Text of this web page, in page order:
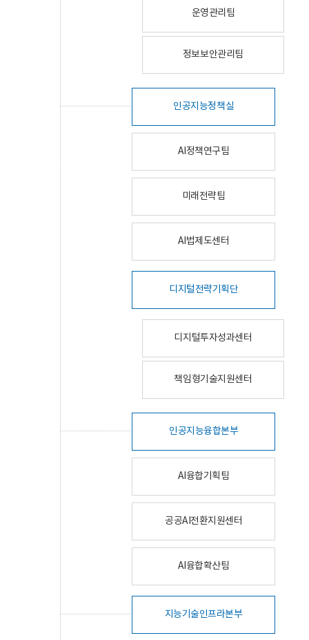
운영관리팀
정보보안관리팀
인공지능정책실
AI정책연구팀
미래전략팀
AI법제도센터
디지털전략기획단
디지털투자성과센터
책임형기술지원센터
인공지능융합본부
AI융합기획팀
공공AI전환지원센터
AI융합확산팀
지능기술인프라본부